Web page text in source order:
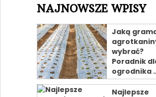
NAJNOWSZE WPISY
Jaką
wybrać?
Poradnik
ogrodnika
Najlepsze